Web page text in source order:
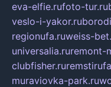
eva-elfie.rufoto-tur.ru
veslo-i-yakor.ru
regionufa.ruweiss-
universalia.ruremont-
clubfisher.ru
muraviovka-park.ru